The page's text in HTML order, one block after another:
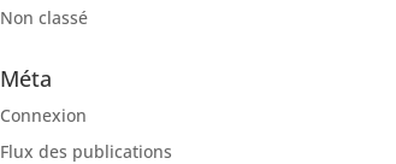
Non classé
Méta
Connexion
Flux des publications